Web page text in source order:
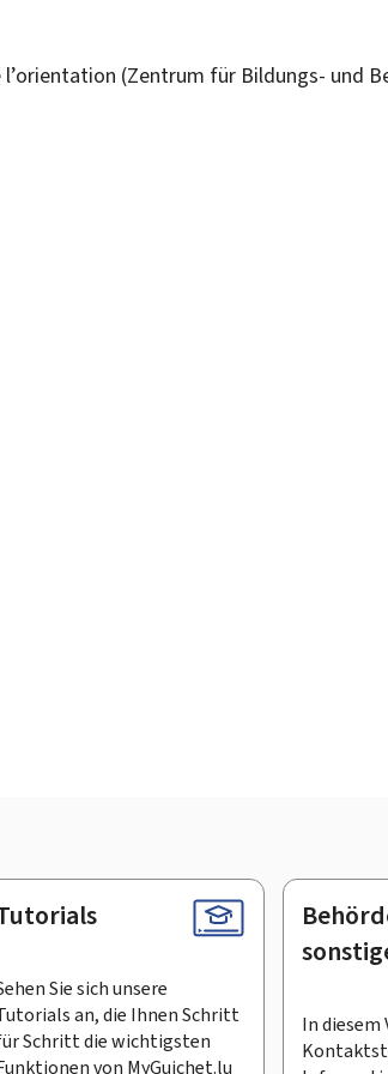
(Zentrum für Bildungs- und
Sie sich unsere
an, die Ihnen Schritt
Schritt die wichtigsten
von MyGuichet.lu
In diesem